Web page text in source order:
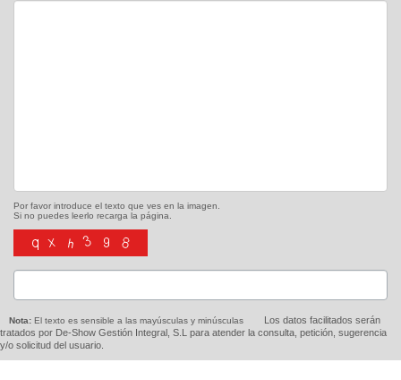
Por favor introduce el texto que ves en la imagen.
Si no puedes leerlo recarga la página.
Nota: El texto es sensible a las mayúsculas y minúsculas
Los datos facilitados serán
tratados por De-Show Gestión Integral, S.L para atender la consulta, petición, sugerencia
y/o solicitud del usuario.